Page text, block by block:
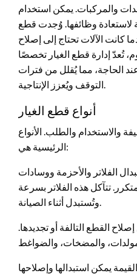
والمركبات. يمكن استخدام
لاستعادة وظائفها. وُجدت قطع
كانت الآلات تحتاج إلى إصلاح
تُعدّ إدارة قطع الغيار تخصصًا
الحاجة، مما يُقلل من فترات
التوقف ويُعزز الإنتاجية.
أنواع قطع الغيار
والاستخدام والطلب. الأنواع
الرئيسية هي:
الفلاتر والأحزمة ووسادات
تتآكل هذه الفلاتر بسرعة
وتُستبدل أثناء الصيانة.
القطع التالفة أو تجديدها.
يمكن استبدالها وإصلاحها